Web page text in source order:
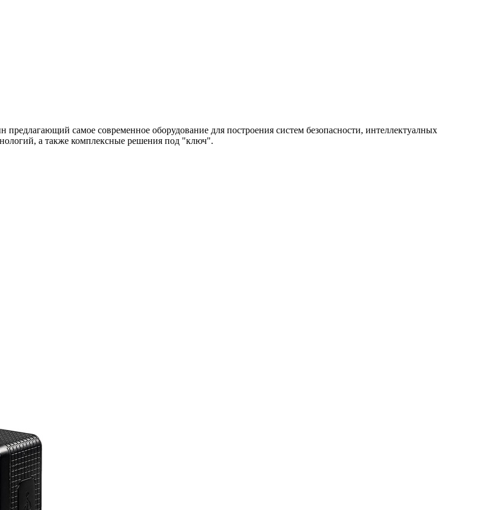
самое современное оборудование для построения систем безопасности, интеллектуалных
а также комплексные решения под "ключ".